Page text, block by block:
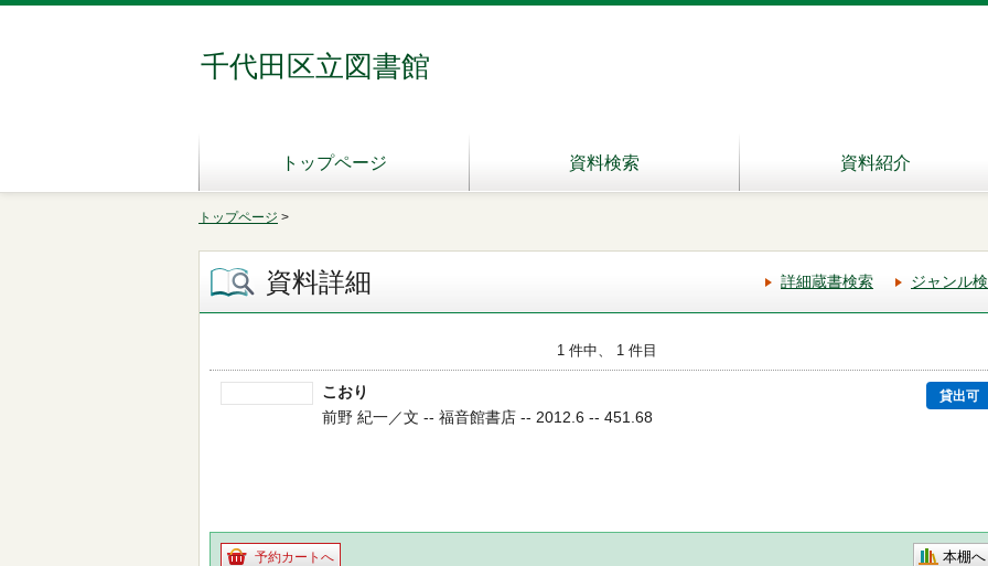
千代田区立図書館
トップページ 資料検索 資料紹介
トップページ >
資料詳細 詳細蔵書検索 ジャンル
1 件中、 1 件目
こおり 貸出可
前野 紀一／文 -- 福音館書店 -- 2012.6 -- 451.68
予約カートへ 本棚へ